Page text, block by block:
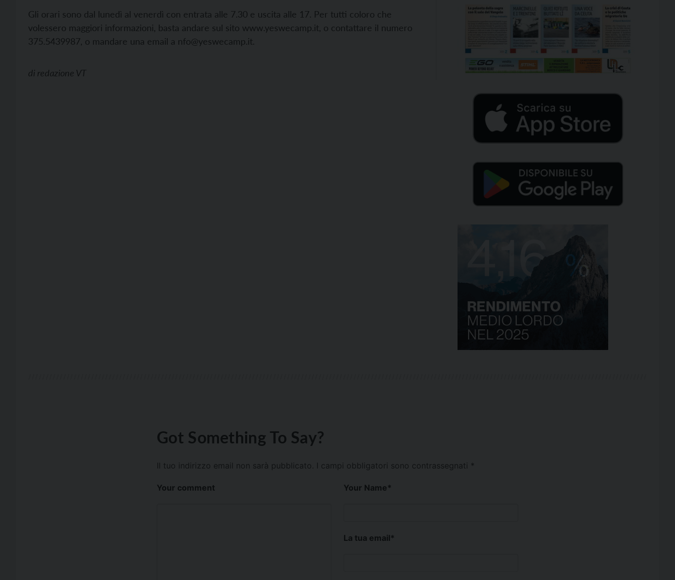
Gli orari sono dal lunedì al venerdì con entrata alle 7.30 e uscita alle 17. Per tutti coloro che
volessero maggiori informazioni, basta andare sul sito www.yeswecamp.it, o contattare il numero
375.5439987, o mandare una email a nfo@yeswecamp.it.
di redazione VT
Got Something To Say?
Il tuo indirizzo email non sarà pubblicato. I campi obbligatori sono contrassegnati *
Your comment Your Name*
La tua email*